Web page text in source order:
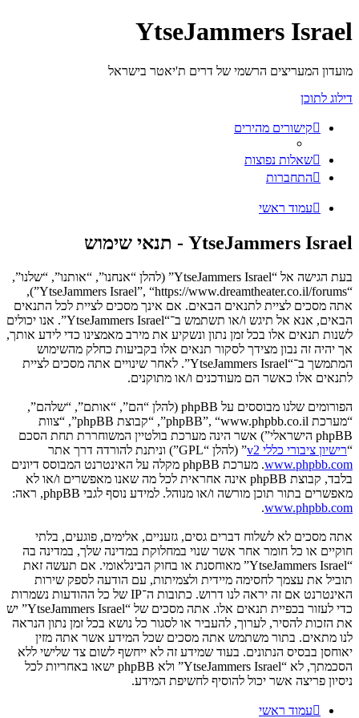
YtseJammers Israel
מועדון המעריצים הרשמי של דרים ת'יאטר בישראל
דילוג לתוכן
קישורים מהירים
שאלות נפוצות
התחברות
עמוד ראשי
YtseJammers Israel - תנאי שימוש
בעת הגישה אל “YtseJammers Israel” (להלן “אנחנו”, “אותנו”, “שלנו”,
“YtseJammers Israel”, “https://www.dreamtheater.co.il/forums”),
אתה מסכים לציית לתנאים הבאים. אם אינך מסכים לציית לכל התנאים
הבאים, אנא אל תיגש ו/או תשתמש ב־“YtseJammers Israel”. אנו יכולים
לשנות תנאים אלו בכל זמן נתון ונשקיע את מירב מאמצינו כדי לידע אותך,
אך יהיה זה נבון מצידך לסקור תנאים אלו בקביעות כחלק מהשימוש
המתמשך ב־“YtseJammers Israel”. לאחר שינויים אתה מסכים לציית
לתנאים אלו כאשר הם מעודכנים ו/או מתוקנים.
הפורומים שלנו מבוססים על phpBB (להלן “הם”, “אותם”, “שלהם”,
“מערכת phpBB”, “www.phpbb.co.il”, “קבוצת phpBB”, “צוות
phpBB הישראלי”) אשר הינה מערכת בולטיין המשוחררת תחת הסכם
“רישיון ציבורי כללי v2
” (להלן “GPL”) וניתנת להורדה דרך אתר
www.phpbb.com
. מערכת phpBB מקלה על האינטרנט המבוסס דיונים
בלבד, קבוצת phpBB אינה אחראית לכל מה שאנו מאפשרים ו/או לא
מאפשרים בתור תוכן מורשה ו/או מנוהל. למידע נוסף לגבי phpBB, ראה:
www.phpbb.com
.
אתה מסכים לא לשלוח דברים גסים, גזעניים, אלימים, פוגעים, בלתי
חוקיים או כל חומר אחר אשר שנוי במחלוקת במדינה שלך, במדינה בה
“YtseJammers Israel” מאוחסנת או בחוק הבינלאומי. אם תעשה זאת
תוביל את עצמך לחסימה מיידית ולצמיתות, עם הודעה לספק שירות
האינטרנט אם זה יראה לנו דרוש. כתובות ה־IP של כל ההודעות נשמרות
כדי לעזור בכפיית תנאים אלו. אתה מסכים של “YtseJammers Israel” יש
את הזכות להסיר, לערוך, להעביר או לסגור כל נושא בכל זמן נתון הנראה
לנו מתאים. בתור משתמש אתה מסכים שכל המידע אשר אתה מזין
יאוחסן בבסיס הנתונים. בעוד שמידע זה לא ייחשף לשום צד שלישי ללא
הסכמתך, לא “YtseJammers Israel” ולא phpBB ישאו באחריות לכל
ניסיון פריצה אשר יכול להוסיף לחשיפת המידע.
עמוד ראשי